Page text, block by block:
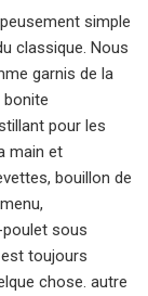
simple
classique. Nous
garnis de la
pour les
main et
bouillon de
sous
toujours
chose. autre